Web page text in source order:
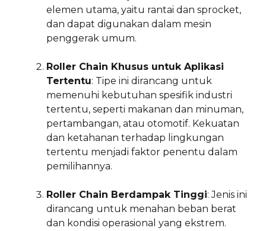
elemen utama, yaitu rantai dan sprocket,
dan dapat digunakan dalam mesin
penggerak umum.
Roller Chain Khusus untuk Aplikasi
Tertentu: Tipe ini dirancang untuk
memenuhi kebutuhan spesifik industri
tertentu, seperti makanan dan minuman,
pertambangan, atau otomotif. Kekuatan
dan ketahanan terhadap lingkungan
tertentu menjadi faktor penentu dalam
pemilihannya.
Roller Chain Berdampak Tinggi: Jenis ini
dirancang untuk menahan beban berat
dan kondisi operasional yang ekstrem.